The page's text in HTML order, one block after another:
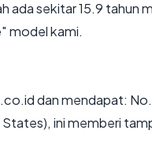
ada sekitar 15.9 tahun
model kami.
dan mendapat:
ini memberi